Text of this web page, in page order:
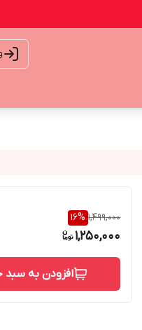
1,499,000
16%
1,250,000
افزودن به سبد